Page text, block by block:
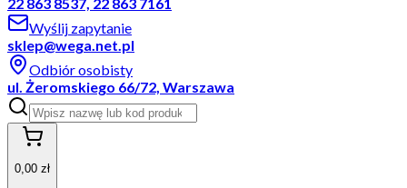
Wyślij zapytanie
sklep@wega.net.pl
Odbiór osobisty
ul. Żeromskiego 66/72, Warszawa
0,00 zł